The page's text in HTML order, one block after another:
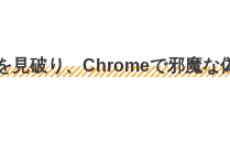
見破り、Chromeで邪魔